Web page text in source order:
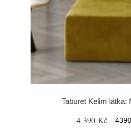
Taburet Kelim látka:
4 390 Kč